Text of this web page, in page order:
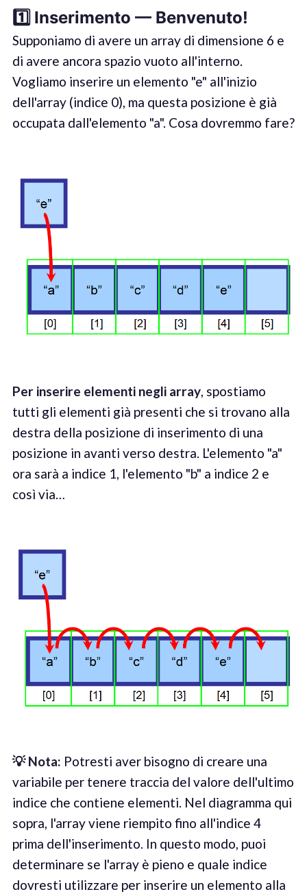
1️⃣ Inserimento — Benvenuto!
Supponiamo di avere un array di dimensione 6 e
di avere ancora spazio vuoto all'interno.
Vogliamo inserire un elemento "e" all'inizio
dell'array (indice 0), ma questa posizione è già
occupata dall'elemento "a". Cosa dovremmo fare?
Per inserire elementi negli array, spostiamo
tutti gli elementi già presenti che si trovano alla
destra della posizione di inserimento di una
posizione in avanti verso destra. L'elemento "a"
ora sarà a indice 1, l'elemento "b" a indice 2 e
così via…
💡Nota: Potresti aver bisogno di creare una
variabile per tenere traccia del valore dell'ultimo
indice che contiene elementi. Nel diagramma qui
sopra, l'array viene riempito fino all'indice 4
prima dell'inserimento. In questo modo, puoi
determinare se l'array è pieno e quale indice
dovresti utilizzare per inserire un elemento alla